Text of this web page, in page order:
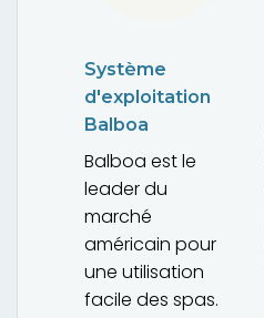
Système
d'exploitation
Balboa
Balboa est le
leader du
marché
américain pour
une utilisation
facile des spas.